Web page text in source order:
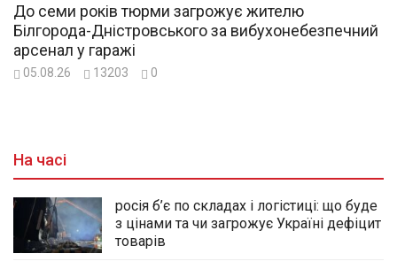
До семи років тюрми загрожує жителю
Білгорода-Дністровського за вибухонебезпечний
арсенал у гаражі
05.08.26 13203 0
На часі
росія б’є по складах і логістиці: що буде
з цінами та чи загрожує Україні дефіцит
товарів